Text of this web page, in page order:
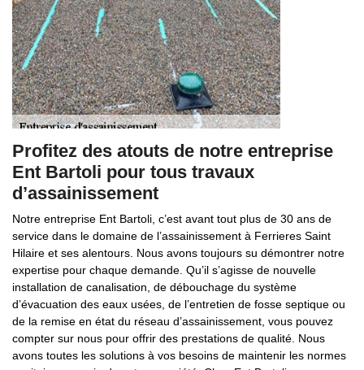
Profitez des atouts de notre entreprise
Ent Bartoli pour tous travaux
d’assainissement
Notre entreprise Ent Bartoli, c’est avant tout plus de 30 ans de
service dans le domaine de l’assainissement à Ferrieres Saint
Hilaire et ses alentours. Nous avons toujours su démontrer notre
expertise pour chaque demande. Qu’il s’agisse de nouvelle
installation de canalisation, de débouchage du système
d’évacuation des eaux usées, de l’entretien de fosse septique ou
de la remise en état du réseau d’assainissement, vous pouvez
compter sur nous pour offrir des prestations de qualité. Nous
avons toutes les solutions à vos besoins de maintenir les normes